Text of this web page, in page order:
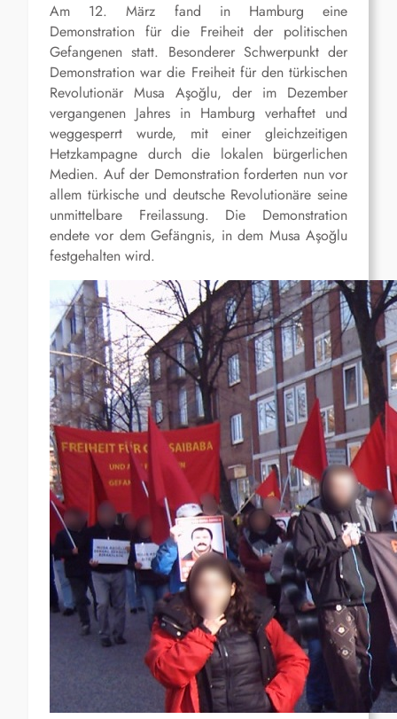
Am 12. März fand in Hamburg eine
Demonstration für die Freiheit der politischen
Gefangenen statt. Besonderer Schwerpunkt der
Demonstration war die Freiheit für den türkischen
Revolutionär Musa Aşoğlu, der im Dezember
vergangenen Jahres in Hamburg verhaftet und
weggesperrt wurde, mit einer gleichzeitigen
Hetzkampagne durch die lokalen bürgerlichen
Medien. Auf der Demonstration forderten nun vor
allem türkische und deutsche Revolutionäre seine
unmittelbare Freilassung. Die Demonstration
endete vor dem Gefängnis, in dem Musa Aşoğlu
festgehalten wird.